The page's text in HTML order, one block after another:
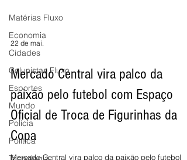
qualidade de vida em menos tempo.
Matérias Fluxo
Economia
Cidades
Colunistas Fluxo
Esportes
Mundo
Polícia
Política
22 de mai.
Mercado Central vira palco da
paixão pelo futebol com Espaço
Oficial de Troca de Figurinhas da
Copa
Mercado Central vira palco da paixão pelo futebol